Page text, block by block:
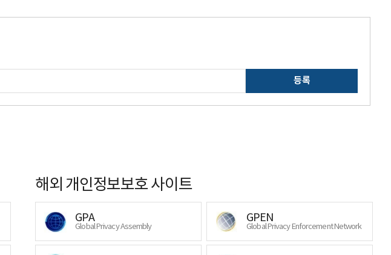
등록
해외 개인정보보호 사이트
GPA
Global Privacy Assembly
GPEN
Global Privacy Enforcement Network